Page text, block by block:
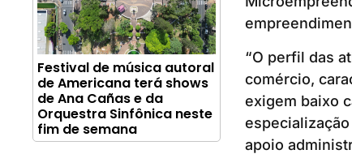
Festival de música autoral
de Americana terá shows
de Ana Cañas e da
Orquestra Sinfônica neste
fim de semana
“O perfil das
comércio,
exigem baixo
apoio